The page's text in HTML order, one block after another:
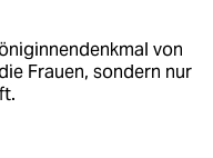
von
Frauen, sondern nur